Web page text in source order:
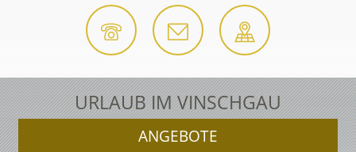
URLAUB IM VINSCHGAU
ANGEBOTE